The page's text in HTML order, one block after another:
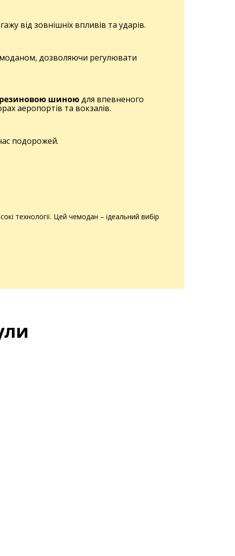
від зовнішніх впливів та ударів.
дозволяючи регулювати
шиноюдля впевненого
аеропортів та вокзалів.
подорожей.
технології. Цей чемодан – ідеальний вибір